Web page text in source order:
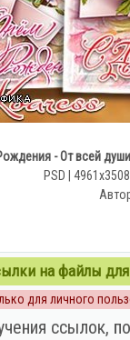
- От всей
PSD |
на файлы для
для личного
ссылок,